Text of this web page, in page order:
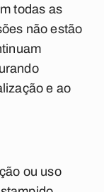
todas as
não estão
e ao
ou uso